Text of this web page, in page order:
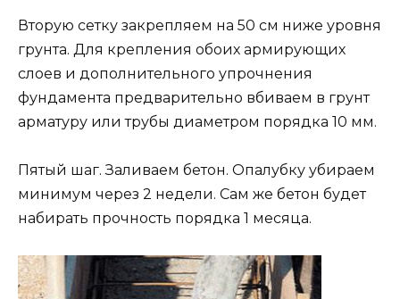
Вторую сетку закрепляем на 50 см ниже уровня
грунта. Для крепления обоих армирующих
слоев и дополнительного упрочнения
фундамента предварительно вбиваем в грунт
арматуру или трубы диаметром порядка 10 мм.
Пятый шаг. Заливаем бетон. Опалубку убираем
минимум через 2 недели. Сам же бетон будет
набирать прочность порядка 1 месяца.